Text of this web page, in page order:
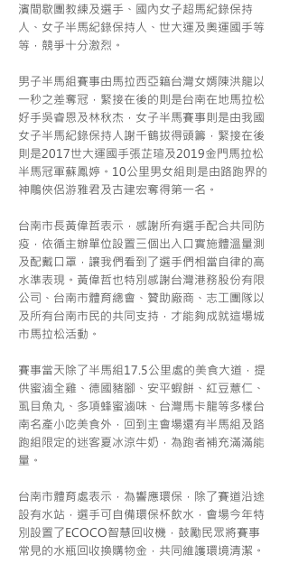
濱間歇團教練及選手、國內女子超馬紀錄保持
人、女子半馬紀錄保持人、世大運及奧運國手等
等，競爭十分激烈。
男子半馬組賽事由馬拉西亞籍台灣女婿陳洪龍以
一秒之差奪冠，緊接在後的則是台南在地馬拉松
好手吳睿恩及林秋杰，女子半馬賽事則是由我國
女子半馬紀錄保持人謝千鶴拔得頭籌，緊接在後
則是2017世大運國手張芷瑄及2019金門馬拉松
半馬冠軍蘇鳳婷。10公里男女組則是由路跑界的
神鵰俠侶游雅君及古建宏奪得第一名。
台南市長黃偉哲表示，感謝所有選手配合共同防
疫，依循主辦單位設置三個出入口實施體溫量測
及配戴口罩，讓我們看到了選手們相當自律的高
水準表現。黃偉哲也特別感謝台灣港務股份有限
公司、台南市體育總會、贊助廠商、志工團隊以
及所有台南市民的共同支持，才能夠成就這場城
市馬拉松活動。
賽事當天除了半馬組17.5公里處的美食大道，提
供蜜滷全雞、德國豬腳、安平蝦餅、紅豆薏仁、
虱目魚丸、多項蜂蜜滷味、台灣馬卡龍等多樣台
南名產小吃美食外，回到主會場還有半馬組及路
跑組限定的迷客夏冰涼牛奶，為跑者補充滿滿能
量。
台南市體育處表示，為響應環保，除了賽道沿途
設有水站，選手可自備環保杯飲水，會場今年特
別設置了ECOCO智慧回收機，鼓勵民眾將賽事
常見的水瓶回收換購物金，共同維護環境清潔。